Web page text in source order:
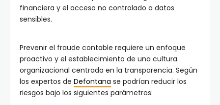
financiera y el acceso no controlado a datos
sensibles.
Prevenir el fraude contable requiere un enfoque
proactivo y el establecimiento de una cultura
organizacional centrada en la transparencia. Según
los expertos de Defontana se podrían reducir los
riesgos bajo los siguientes parámetros: